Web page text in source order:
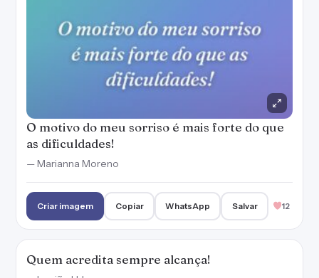
O motivo do meu sorriso é mais forte do que
as dificuldades!
— Marianna Moreno
Criar imagem Copiar WhatsApp Salvar 12
Quem acredita sempre alcança!